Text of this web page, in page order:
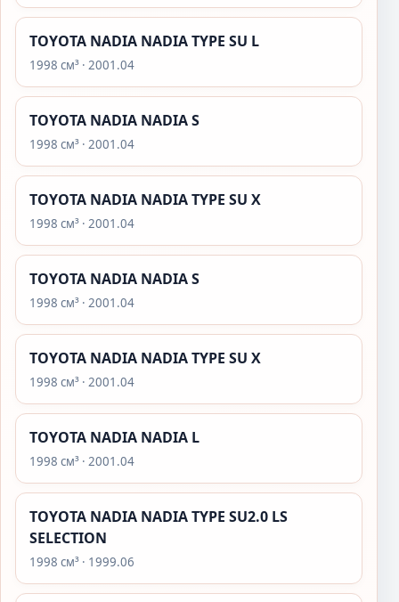
TOYOTA NADIA NADIA TYPE SU L
1998 см³ · 2001.04
TOYOTA NADIA NADIA S
1998 см³ · 2001.04
TOYOTA NADIA NADIA TYPE SU X
1998 см³ · 2001.04
TOYOTA NADIA NADIA S
1998 см³ · 2001.04
TOYOTA NADIA NADIA TYPE SU X
1998 см³ · 2001.04
TOYOTA NADIA NADIA L
1998 см³ · 2001.04
TOYOTA NADIA NADIA TYPE SU2.0 LS
SELECTION
1998 см³ · 1999.06